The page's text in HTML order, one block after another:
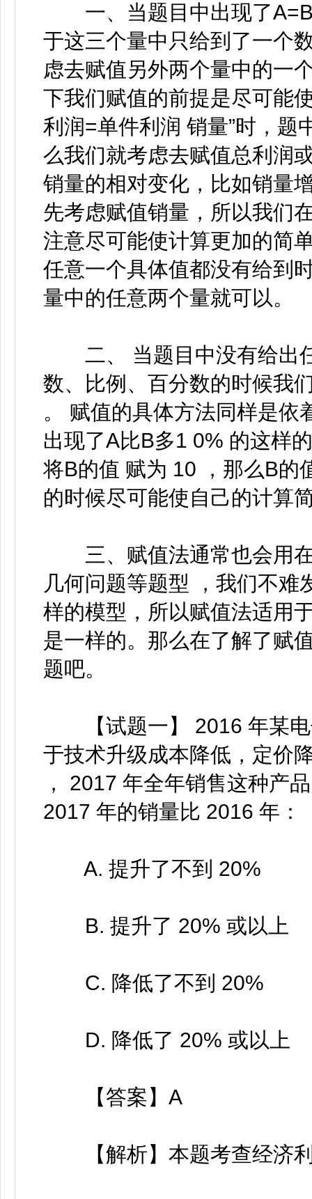
一、当题目中出现了
于这三个量中只给到了一个
虑去赋值另外两个量中的一
下我们赋值的前提是尽可能
利润=单件利润 销量”时，题
么我们就考虑去赋值总利润
销量的相对变化，比如销量
先考虑赋值销量，所以我们
注意尽可能使计算更加的简
任意一个具体值都没有给到
量中的任意两个量就可以。
二、 当题目中没有给出
数、比例、百分数的时候我
。 赋值的具体方法同样是依
出现了A比B多1 0% 的这样
将B的值 赋为 10 ，那么B的
的时候尽可能使自己的计算
三、赋值法通常也会用在
几何问题等题型 ，我们不难
样的模型，所以赋值法适用
是一样的。那么在了解了赋
题吧。
【试题一】 2016 年某电
于技术升级成本降低，定价
， 2017 年全年销售这种产
2017 年的销量比 2016 年：
A. 提升了不到 20%
B. 提升了 20% 或以上
C. 降低了不到 20%
D. 降低了 20% 或以上
【答案】A
【解析】本题考查经济利